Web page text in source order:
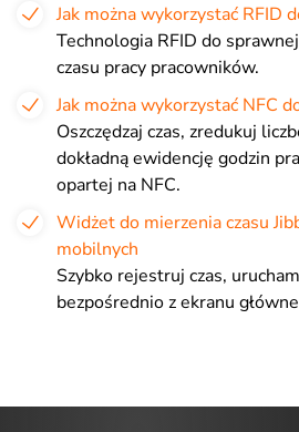
Jak można wykorzystać RFID
Technologia RFID do
czasu pracy pracowników.
Jak można wykorzystać NFC
Oszczędzaj czas, zredukuj
dokładną ewidencję godzin
opartej na NFC.
Widżet do mierzenia czasu
mobilnych
Szybko rejestruj czas,
bezpośrednio z ekranu